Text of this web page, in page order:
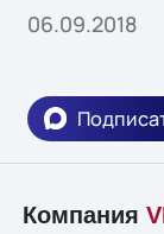
06.09.2018
Компания